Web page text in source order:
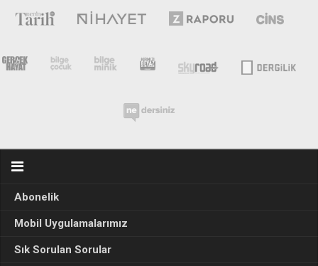
Abonelik
Mobil Uygulamalarımız
Sık Sorulan Sorular